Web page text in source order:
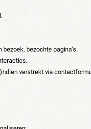
bezochte pagina’s.
verstrekt via